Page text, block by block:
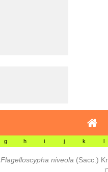
g h i j k l
Flagelloscypha niveola (Sacc.)